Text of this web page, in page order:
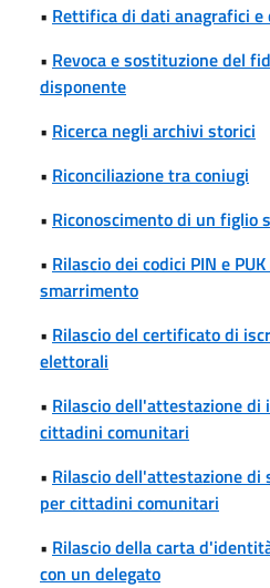
• Rettifica di dati anagrafici
• Revoca e sostituzione del
disponente
• Ricerca negli archivi storici
• Riconciliazione tra coniugi
• Riconoscimento di un figlio
• Rilascio dei codici PIN e
smarrimento
• Rilascio del certificato di
elettorali
• Rilascio dell'attestazione di
cittadini comunitari
• Rilascio dell'attestazione di
per cittadini comunitari
• Rilascio della carta
con un delegato